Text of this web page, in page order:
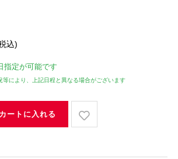
込)
指定が可能です
により、上記日程と異なる場合がございます
カートに入れる